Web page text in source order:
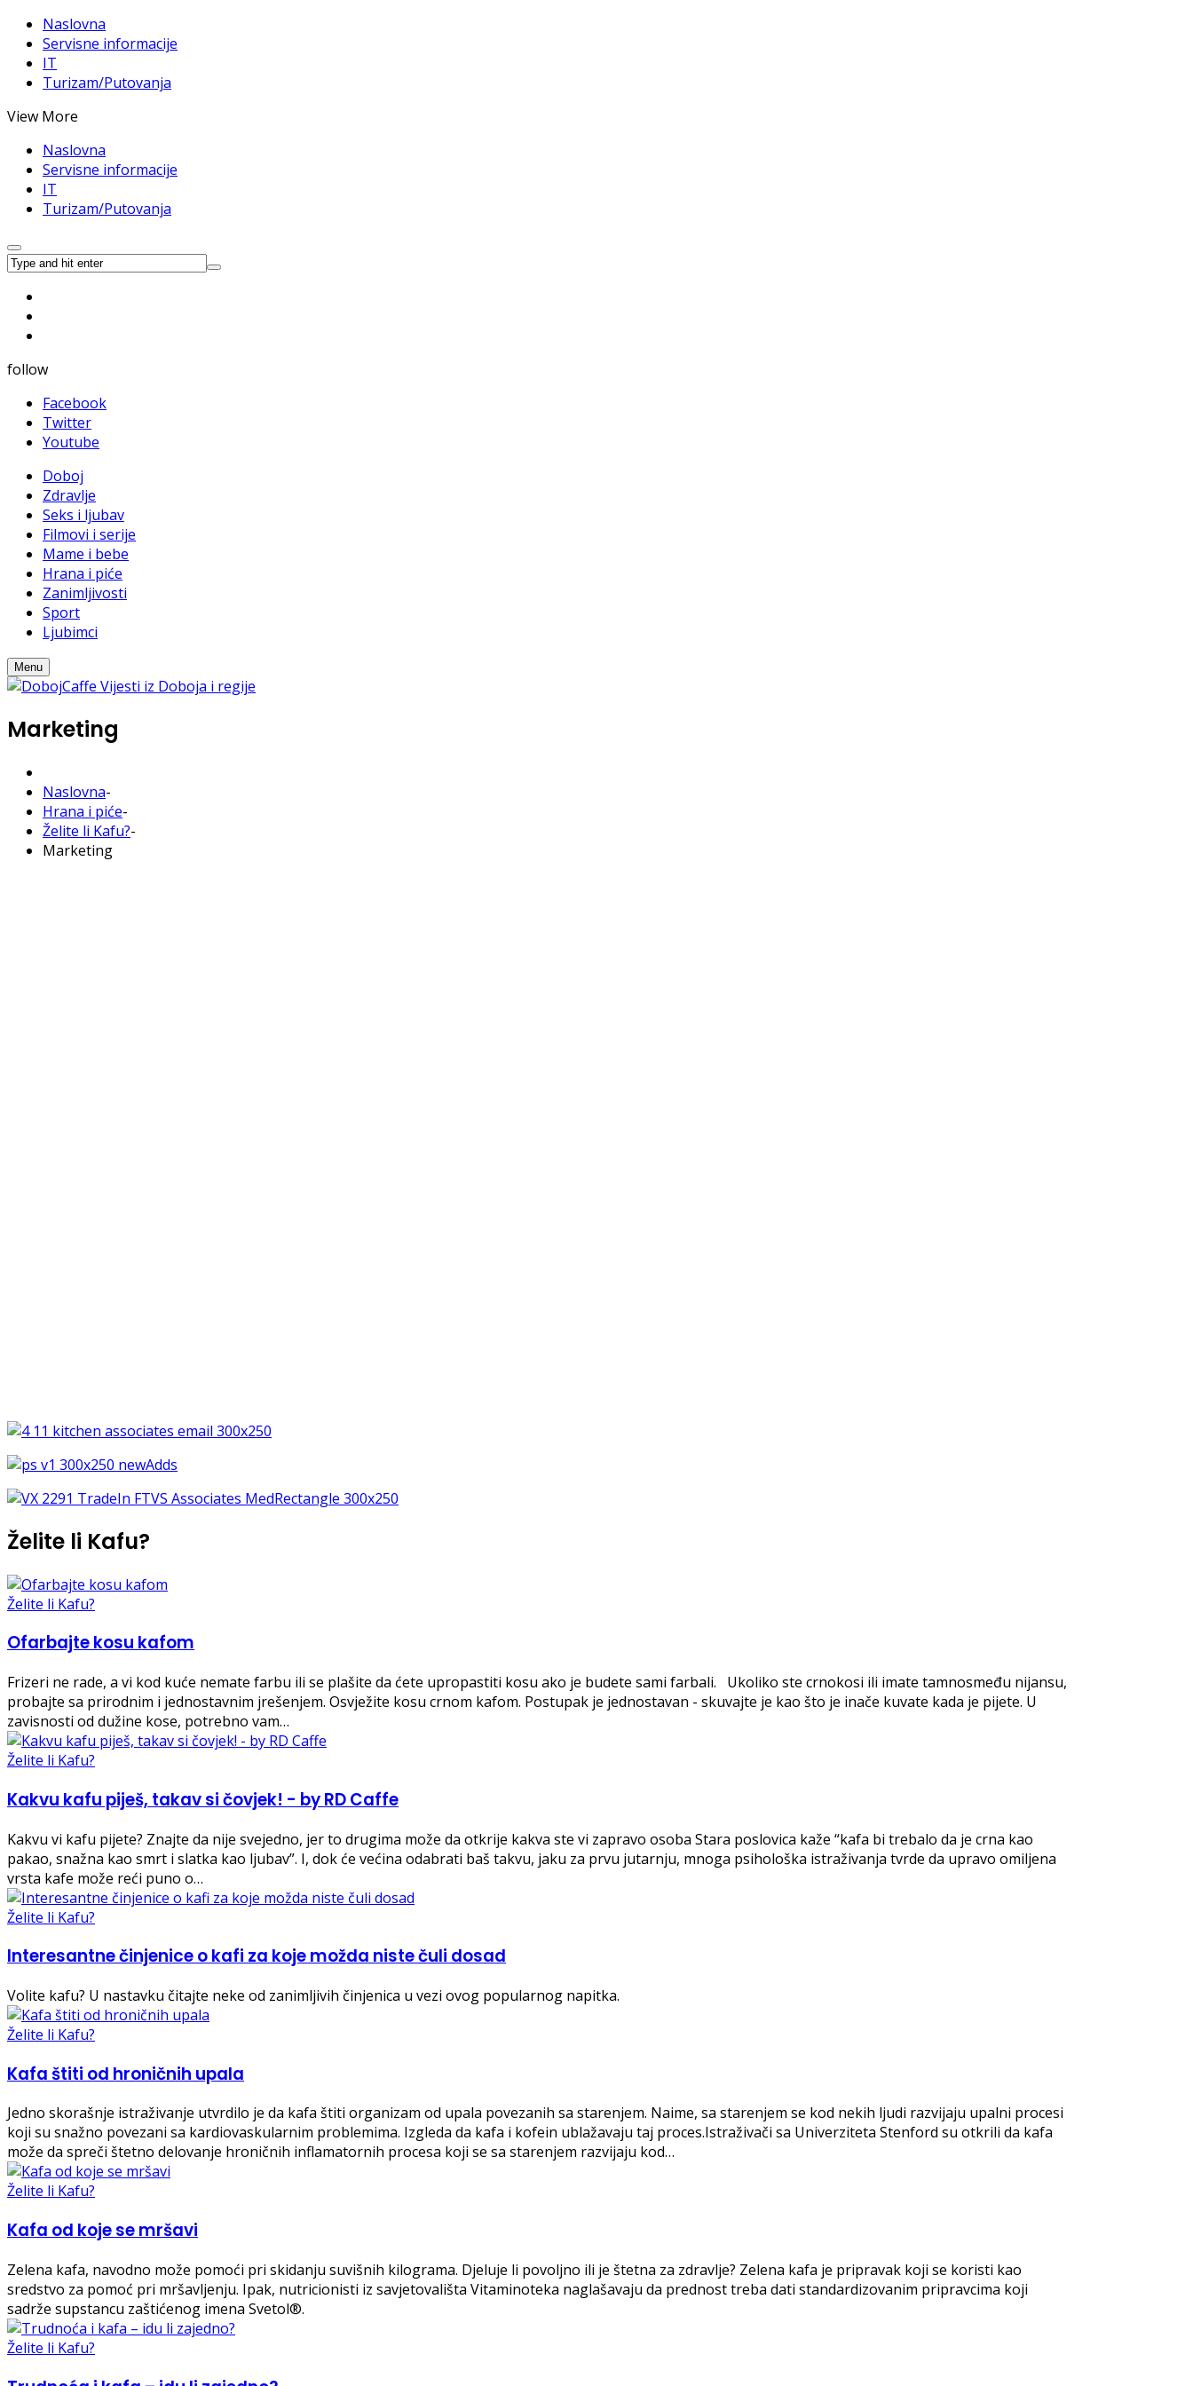
Naslovna
Servisne informacije
IT
Turizam/Putovanja
View More
Naslovna
Servisne informacije
IT
Turizam/Putovanja
follow
Facebook
Twitter
Youtube
Doboj
Zdravlje
Seks i ljubav
Filmovi i serije
Mame i bebe
Hrana i piće
Zanimljivosti
Sport
Ljubimci
Menu
Marketing
Naslovna-
Hrana i piće-
Želite li Kafu?-
Marketing
Želite li Kafu?
Želite li Kafu?
Ofarbajte kosu kafom
Frizeri ne rade, a vi kod kuće nemate farbu ili se plašite da ćete upropastiti kosu ako je budete sami farbali. Ukoliko ste crnokosi ili imate tamnosmeđu nijansu,
probajte sa prirodnim i jednostavnim jrešenjem. Osvježite kosu crnom kafom. Postupak je jednostavan - skuvajte je kao što je inače kuvate kada je pijete. U
zavisnosti od dužine kose, potrebno vam…
Želite li Kafu?
Kakvu kafu piješ, takav si čovjek! - by RD Caffe
Kakvu vi kafu pijete? Znajte da nije svejedno, jer to drugima može da otkrije kakva ste vi zapravo osoba Stara poslovica kaže “kafa bi trebalo da je crna kao
pakao, snažna kao smrt i slatka kao ljubav”. I, dok će većina odabrati baš takvu, jaku za prvu jutarnju, mnoga psihološka istraživanja tvrde da upravo omiljena
vrsta kafe može reći puno o…
Želite li Kafu?
Interesantne činjenice o kafi za koje možda niste čuli dosad
Volite kafu? U nastavku čitajte neke od zanimljivih činjenica u vezi ovog popularnog napitka.
Želite li Kafu?
Kafa štiti od hroničnih upala
Jedno skorašnje istraživanje utvrdilo je da kafa štiti organizam od upala povezanih sa starenjem. Naime, sa starenjem se kod nekih ljudi razvijaju upalni procesi
koji su snažno povezani sa kardiovaskularnim problemima. Izgleda da kafa i kofein ublažavaju taj proces.Istraživači sa Univerziteta Stenford su otkrili da kafa
može da spreči štetno delovanje hroničnih inflamatornih procesa koji se sa starenjem razvijaju kod…
Želite li Kafu?
Kafa od koje se mršavi
Zelena kafa, navodno može pomoći pri skidanju suvišnih kilograma. Djeluje li povoljno ili je štetna za zdravlje? Zelena kafa je pripravak koji se koristi kao
sredstvo za pomoć pri mršavljenju. Ipak, nutricionisti iz savjetovališta Vitaminoteka naglašavaju da prednost treba dati standardizovanim pripravcima koji
sadrže supstancu zaštićenog imena Svetol®.
Želite li Kafu?